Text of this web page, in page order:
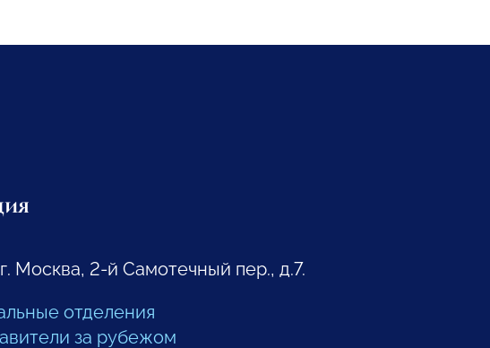
Москва, 2-й Самотечный пер., д.7.
отделения
за рубежом